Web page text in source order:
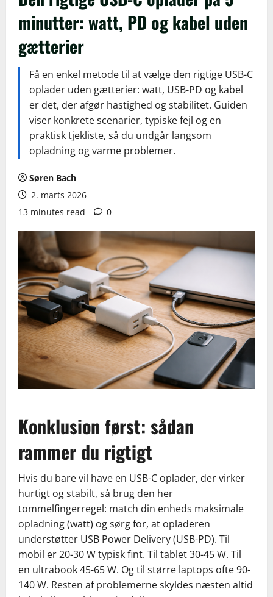
minutter: watt, PD og kabel uden
gætterier
Få en enkel metode til at vælge den rigtige USB-C
oplader uden gætterier: watt, USB-PD og kabel
er det, der afgør hastighed og stabilitet. Guiden
viser konkrete scenarier, typiske fejl og en
praktisk tjekliste, så du undgår langsom
opladning og varme problemer.
Søren Bach
2. marts 2026
13 minutes read
0
Konklusion først: sådan
rammer du rigtigt
Hvis du bare vil have en USB-C oplader, der virker
hurtigt og stabilt, så brug den her
tommelfingerregel: match din enheds maksimale
opladning (watt) og sørg for, at opladeren
understøtter USB Power Delivery (USB-PD). Til
mobil er 20-30 W typisk fint. Til tablet 30-45 W. Til
en ultrabook 45-65 W. Og til større laptops ofte 90-
140 W. Resten af problemerne skyldes næsten altid